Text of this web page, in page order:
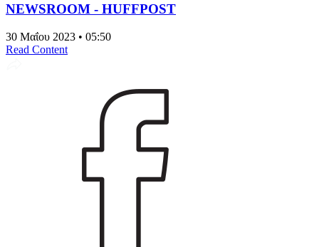
NEWSROOM - HUFFPOST
30 Μαΐου 2023 • 05:50
Read Content